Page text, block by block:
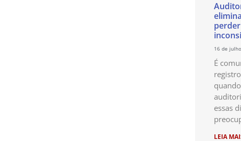
16 de
É
essas
LEIA